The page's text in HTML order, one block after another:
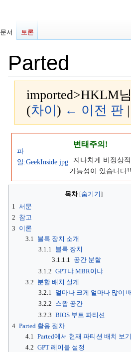
Parted
imported>HKLM
(차이 ) ← 이전 판|
로
동
이
파
일:GeekInside.jpg
변태주의!
지나치게 비정상
가능성이 있습니다
목차
1
서문
2 참고
3 이론
3.1 블록 장치 소개
3.1.1 블록 장치
3.1.1.1 공간 분할
3.1.2 GPT냐 MBR이냐
3.2 분할 배치 설계
3.2.1
얼마나 크게 얼마나 많이
3.2.2 스왑 공간
3.2.3 BIOS 부트 파티션
4 Parted 활용 절차
4.1
Parted에서 현재 파티션 배치 보기
4.2 GPT 레이블 설정
문서 토론